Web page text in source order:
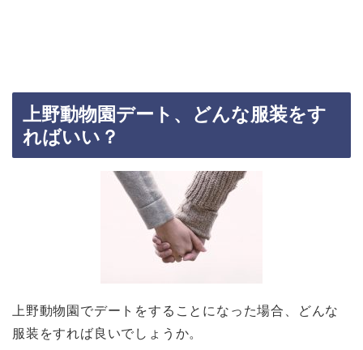
上野動物園デート、どんな服装をす
ればいい？
上野動物園でデートをすることになった場合、どんな
服装をすれば良いでしょうか。